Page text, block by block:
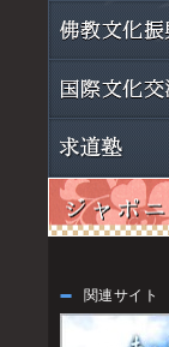
関連サイト